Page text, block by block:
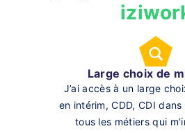
Large choix de
J’ai accès à un large
en intérim, CDD, CDI
tous les métiers qui